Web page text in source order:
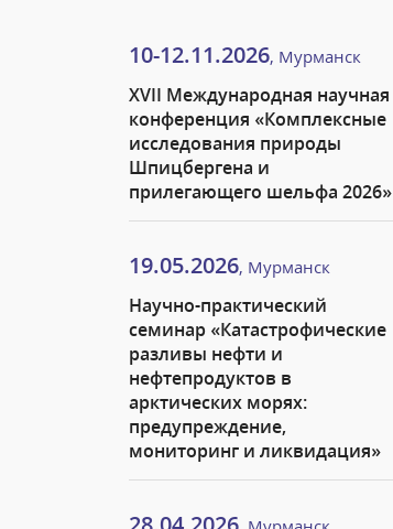
10-12.11.2026, Мурманск
XVII Международная научная
конференция «Комплексные
исследования природы
Шпицбергена и
прилегающего шельфа 2026»
19.05.2026, Мурманск
Научно-практический
семинар «Катастрофические
разливы нефти и
нефтепродуктов в
арктических морях:
предупреждение,
мониторинг и ликвидация»